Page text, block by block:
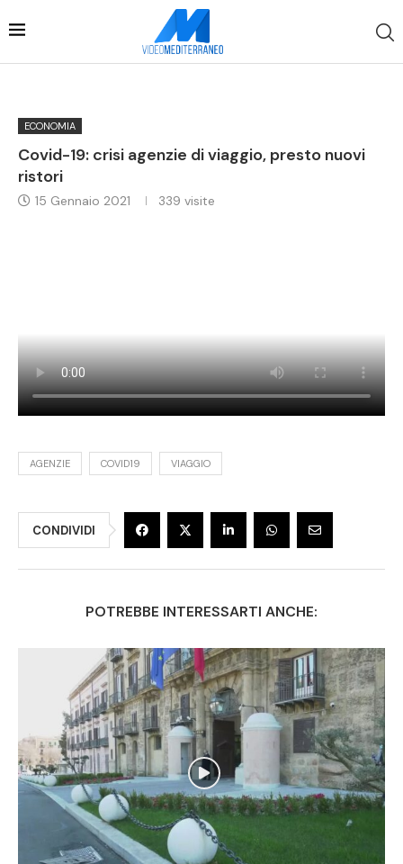
ECONOMIA
Covid-19: crisi agenzie di viaggio, presto nuovi
ristori
15 Gennaio 2021 339 visite
AGENZIE COVID19 VIAGGIO
CONDIVIDI
POTREBBE INTERESSARTI ANCHE: